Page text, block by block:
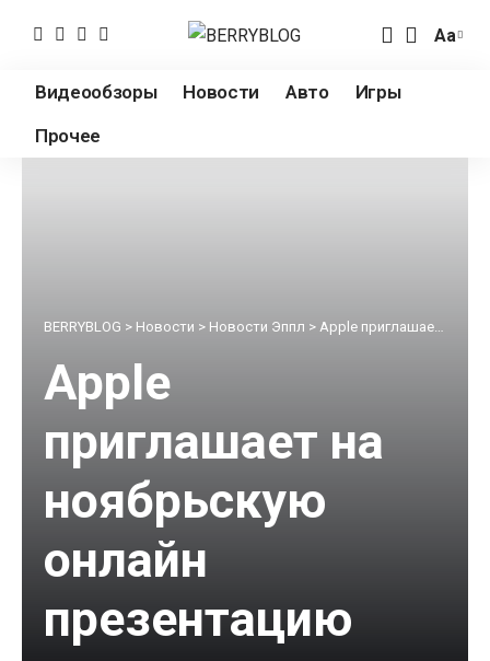
Аа
Видеообзоры Новости Авто
Игры
Прочее
BERRYBLOG > Новости > Новости Эппл > Apple приглашает на ноябрьскую онлайн презентацию
Apple
приглашает на
ноябрьскую
онлайн
презентацию